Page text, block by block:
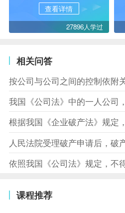
查看详情
27896人学过
相关问答
按公司与公司之间的控制依附
我国《公司法》中的一人公司
根据我国《企业破产法》规定
人民法院受理破产申请后，破
依照我国《公司法》规定，不
课程推荐